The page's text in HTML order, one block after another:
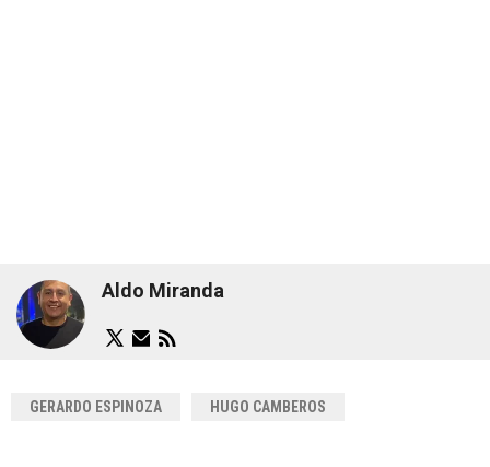
Aldo Miranda
GERARDO ESPINOZA HUGO CAMBEROS